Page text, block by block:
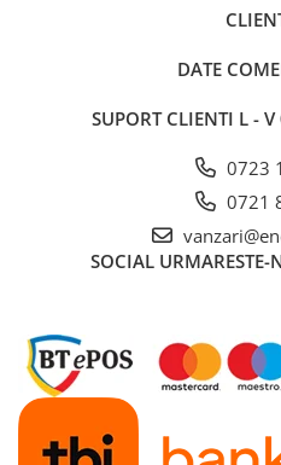
DATE
SUPORT CLIENTI L -
0723
0721
SOCIAL